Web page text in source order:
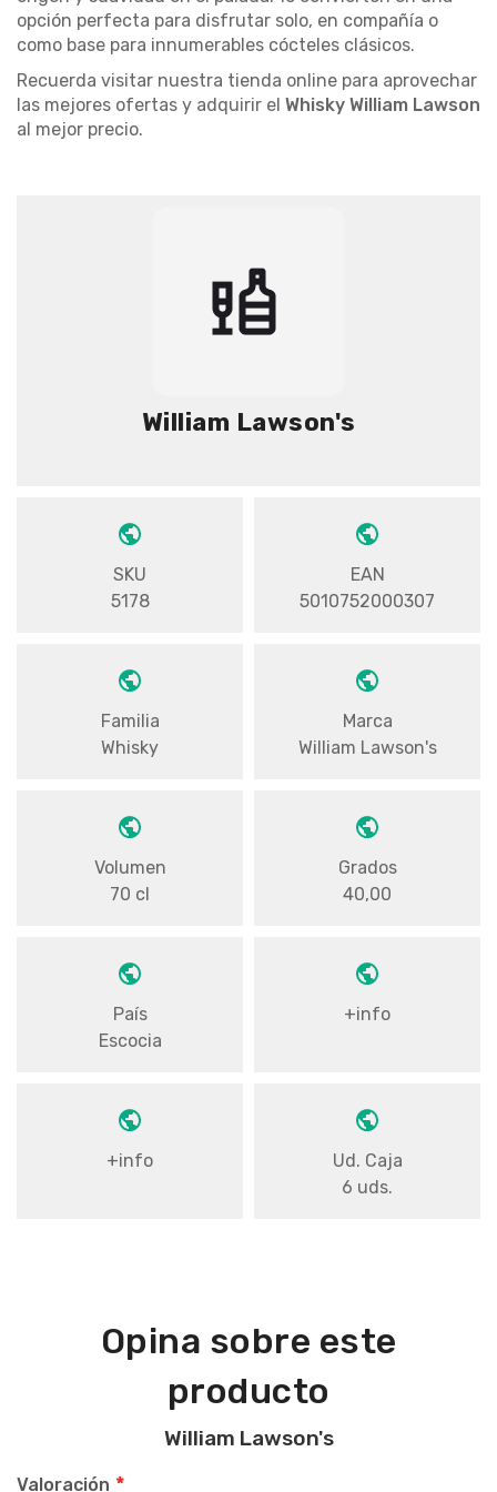
opción perfecta para disfrutar solo, en compañía o
como base para innumerables cócteles clásicos.
Recuerda visitar nuestra tienda online para aprovechar
las mejores ofertas y adquirir el Whisky William Lawson
al mejor precio.
William Lawson's
SKU
5178
EAN
5010752000307
Familia
Whisky
Marca
William Lawson's
Volumen
70 cl
Grados
40,00
País
Escocia
+info
+info
Ud. Caja
6 uds.
Opina sobre este
producto
William Lawson's
Valoración